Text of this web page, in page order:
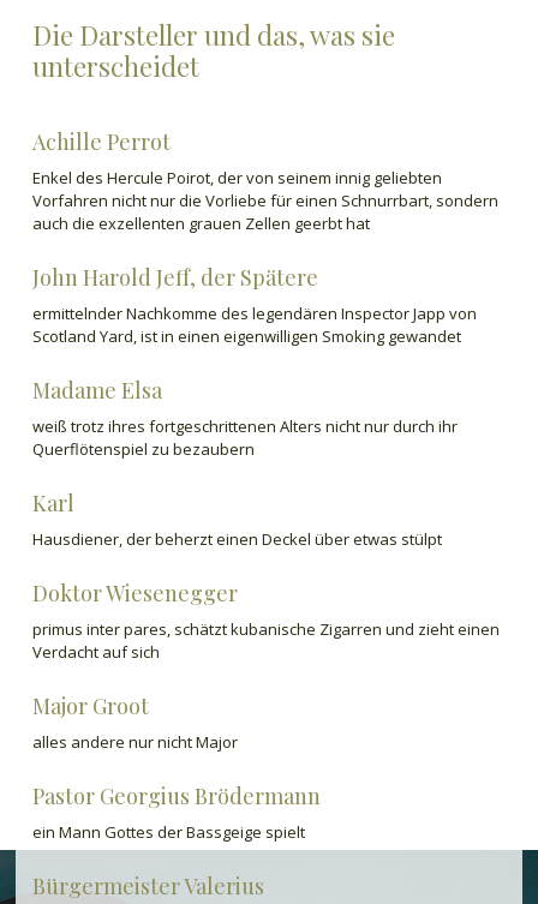
Die Darsteller und das, was sie
unterscheidet
Achille Perrot
Enkel des Hercule Poirot, der von seinem innig geliebten
Vorfahren nicht nur die Vorliebe für einen Schnurrbart, sondern
auch die exzellenten grauen Zellen geerbt hat
John Harold Jeff, der Spätere
ermittelnder Nachkomme des legendären Inspector Japp von
Scotland Yard, ist in einen eigenwilligen Smoking gewandet
Madame Elsa
weiß trotz ihres fortgeschrittenen Alters nicht nur durch ihr
Querflötenspiel zu bezaubern
Karl
Hausdiener, der beherzt einen Deckel über etwas stülpt
Doktor Wiesenegger
primus inter pares, schätzt kubanische Zigarren und zieht einen
Verdacht auf sich
Major Groot
alles andere nur nicht Major
Pastor Georgius Brödermann
ein Mann Gottes der Bassgeige spielt
Bürgermeister Valerius